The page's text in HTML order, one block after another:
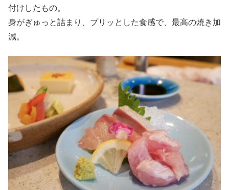
付けしたもの。
身がぎゅっと詰まり、プリッとした食感で、最高の焼き加
減。